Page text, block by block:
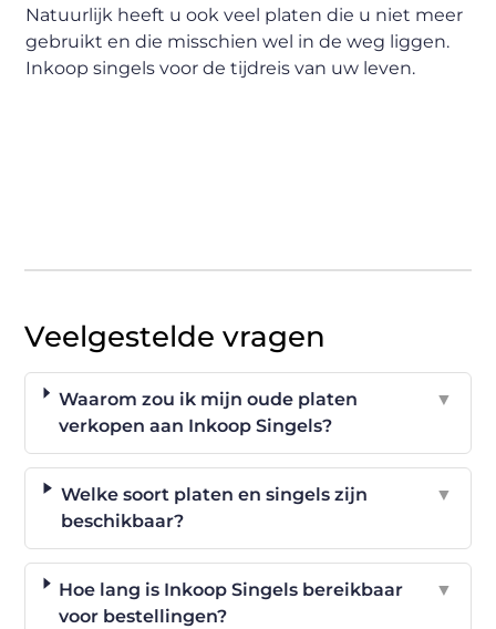
Natuurlijk heeft u ook veel platen die u niet meer
gebruikt en die misschien wel in de weg liggen.
Inkoop singels voor de tijdreis van uw leven.
Veelgestelde vragen
Waarom zou ik mijn oude platen
verkopen aan Inkoop Singels?
▼
Welke soort platen en singels zijn
beschikbaar?
▼
Hoe lang is Inkoop Singels bereikbaar
voor bestellingen?
▼